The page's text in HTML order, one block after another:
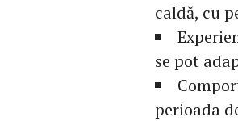
caldă, cu
se pot
perioada